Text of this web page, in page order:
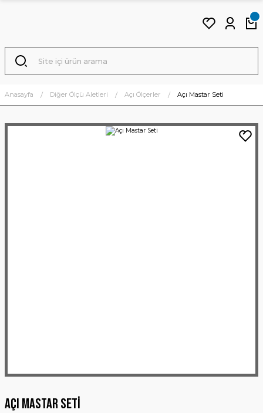
Anasayfa Diğer Ölçü Aletleri Açı Ölçerler Açı Mastar Seti
Açı Mastar Seti